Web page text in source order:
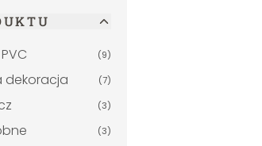
(9)
dekoracja (7)
(3)
(3)